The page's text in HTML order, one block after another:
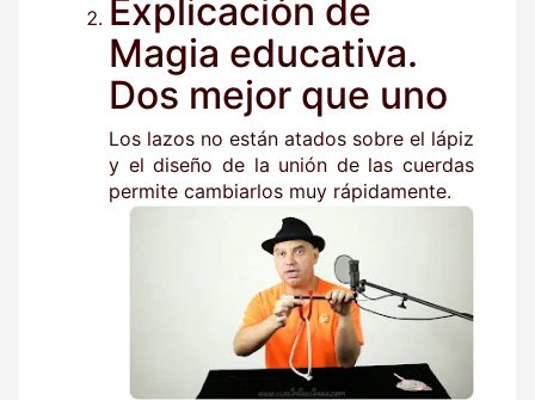
Explicación de
Magia educativa.
Dos mejor que uno
Los lazos no están atados sobre el lápiz
y el diseño de la unión de las cuerdas
permite cambiarlos muy rápidamente.